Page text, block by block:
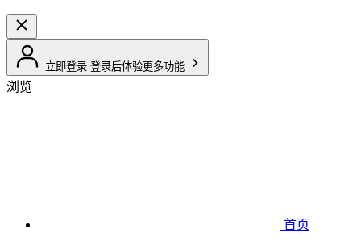
立即登录 登录后体验更多功能
浏览
首页